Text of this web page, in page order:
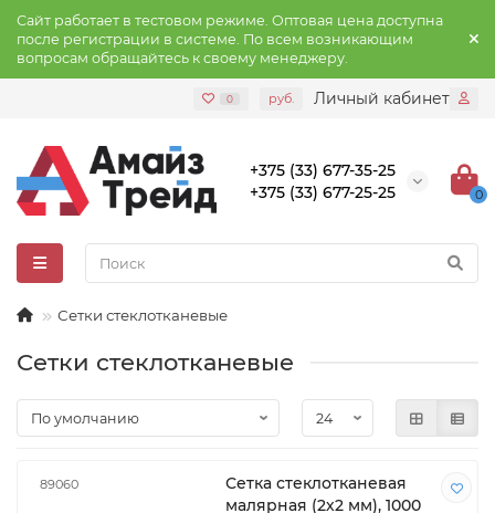
Сайт работает в тестовом режиме. Оптовая цена доступна
после регистрации в системе. По всем возникающим
вопросам обращайтесь к своему менеджеру.
0 руб. Личный кабинет
+375 (33) 677-35-25
+375 (33) 677-25-25
0
Сетки стеклотканевые
Сетки стеклотканевые
89060
Сетка стеклотканевая
малярная (2х2 мм), 1000